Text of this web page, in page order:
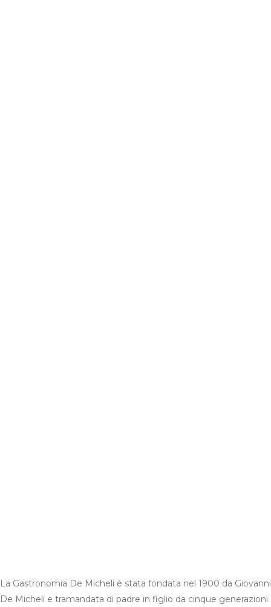
La Gastronomia De Micheli è stata fondata nel 1900 da Giovanni
De Micheli e tramandata di padre in figlio da cinque generazioni.